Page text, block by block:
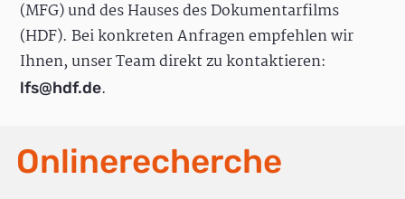
(MFG) und des Hauses des Dokumentarfilms
(HDF). Bei konkreten Anfragen empfehlen wir
Ihnen, unser Team direkt zu kontaktieren:
lfs@hdf.de.
Onlinerecherche